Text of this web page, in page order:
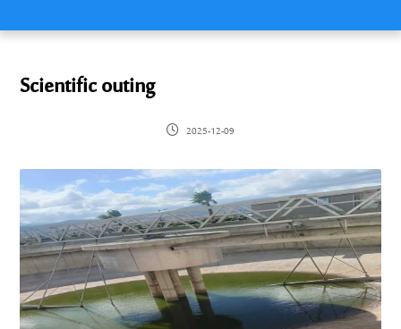
Scientific outing
2025-12-09